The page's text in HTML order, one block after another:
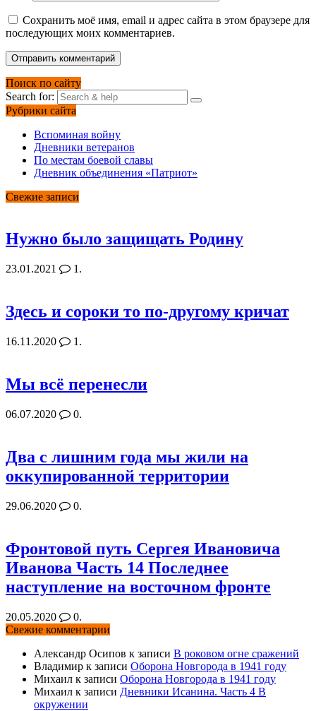
Сохранить моё имя, email и адрес сайта в этом браузере для
последующих моих комментариев.
Поиск по сайту
Search for:
Рубрики сайта
Вспоминая войну
Дневники ветеранов
По местам боевой славы
Дневник объединения «Патриот»
Свежие записи
Нужно было защищать Родину
23.01.2021 1.
Здесь и сороки то по-другому кричат
16.11.2020 1.
Мы всё перенесли
06.07.2020 0.
Два с лишним года мы жили на
оккупированной территории
29.06.2020 0.
Фронтовой путь Сергея Ивановича
Иванова Часть 14 Последнее
наступление на восточном фронте
20.05.2020
0.
Свежие комментарии
Александр Осипов к записи В роковом огне сражений
Владимир к записи Оборона Новгорода в 1941 году
Михаил к записи Оборона Новгорода в 1941 году
Михаил к записи Дневники Исанина. Часть 4 В
окружении